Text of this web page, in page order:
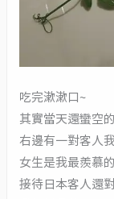
吃完漱漱口~
其實當天還蠻空的
右邊有一對客人
女生是我最羨慕
接待日本客人還